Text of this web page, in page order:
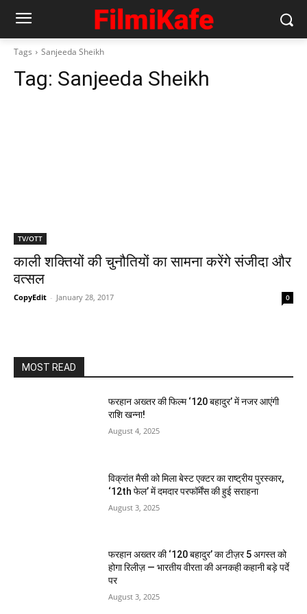
Tags Sanjeeda Sheikh
Tag: Sanjeeda Sheikh
TV/OTT
काली शक्‍तियों की चुनौतियों का सामना करेंगे संजीदा और
वत्‍सल
CopyEdit - January 28, 2017 0
MOST READ
फरहान अख्तर की फिल्म ‘120 बहादुर’ में नजर आएंगी
राशि खन्ना!
August 4, 2025
विक्रांत मैसी को मिला बेस्ट एक्टर का राष्ट्रीय पुरस्कार,
‘12th फेल’ में दमदार परफॉर्मेंस की हुई सराहना
August 3, 2025
फरहान अख्तर की ‘120 बहादुर’ का टीज़र 5 अगस्त को
होगा रिलीज़ — भारतीय वीरता की अनकही कहानी बड़े पर्दे
पर
August 3, 2025